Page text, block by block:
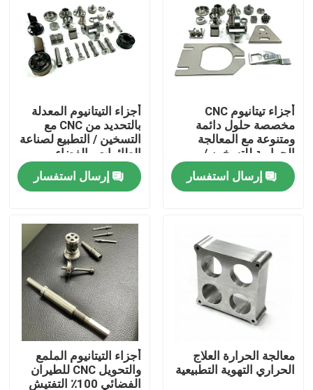
المنزل
فيديوهات
جولة في المصنع
أجزاء تيتانيوم CNC
مخصصة حلول دائمة
ومتنوعة مع المعالجة
الحرارية للتسخين /
التطبيع
إرسال استفسار
أجزاء التيتانيوم المعدلة
بالتحديد من CNC مع
التسخين / التطبيع لصناعة
الطائرات والفضاء
إرسال استفسار
معالجة الحرارة العلاج
الحراري التهوية التطبيعية
أجزاء التيتانيوم الملمع
والتحويل CNC للطيران
الفضائي 100٪ التفتيش